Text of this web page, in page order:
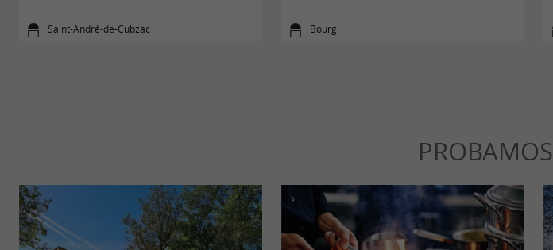
Saint-André-de-Cubzac Bourg
PROBAMOS